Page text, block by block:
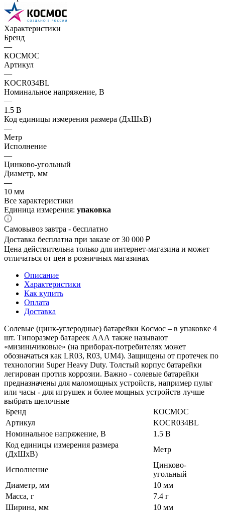
Характеристики
Бренд
—
КОСМОС
Артикул
—
KOCR034BL
Номинальное напряжение, В
—
1.5 В
Код единицы измерения размера (ДхШхВ)
—
Метр
Исполнение
—
Цинково-угольный
Диаметр, мм
—
10 мм
Все характеристики
Единица измерения: упаковка
Самовывоз завтра - бесплатно
Доставка бесплатна при заказе от 30 000 ₽
Цена действительна только для интернет-магазина и может
отличаться от цен в розничных магазинах
Описание
Характеристики
Как купить
Оплата
Доставка
Солевые (цинк-углеродные) батарейки Космос – в упаковке 4
шт. Типоразмер батареек ААА также называют
«мизиньчиковые» (на приборах-потребителях может
обозначаться как LR03, R03, UM4). Защищены от протечек по
технологии Super Heavy Duty. Толстый корпус батарейки
легирован против коррозии. Важно - солевые батарейки
предназначены для маломощных устройств, например пульт
или часы - для игрушек и более мощных устройств лучше
выбрать щелочные
Бренд
КОСМОС
Артикул
KOCR034BL
Номинальное напряжение, В
1.5 В
Код единицы измерения размера
(ДхШхВ)
Метр
Исполнение
Цинково-
угольный
Диаметр, мм
10 мм
Масса, г
7.4 г
Ширина, мм
10 мм